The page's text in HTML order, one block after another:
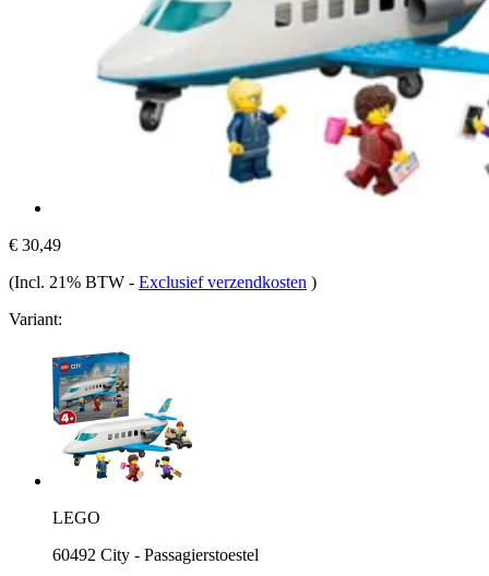
€ 30,49
(Incl. 21% BTW - Exclusief verzendkosten )
Variant:
LEGO
60492 City - Passagierstoestel